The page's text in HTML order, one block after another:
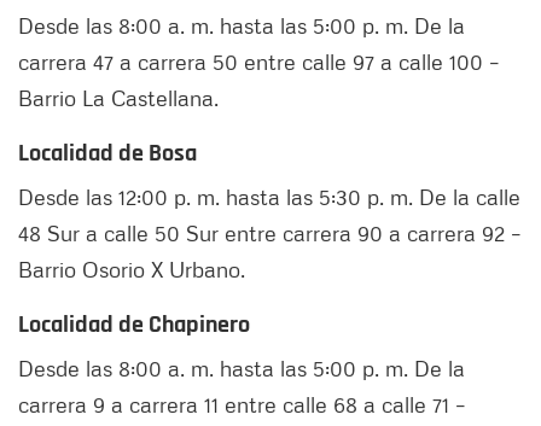
Desde las 8:00 a. m. hasta las 5:00 p. m. De la
carrera 47 a carrera 50 entre calle 97 a calle 100 –
Barrio La Castellana.
Localidad de Bosa
Desde las 12:00 p. m. hasta las 5:30 p. m. De la calle
48 Sur a calle 50 Sur entre carrera 90 a carrera 92 –
Barrio Osorio X Urbano.
Localidad de Chapinero
Desde las 8:00 a. m. hasta las 5:00 p. m. De la
carrera 9 a carrera 11 entre calle 68 a calle 71 –